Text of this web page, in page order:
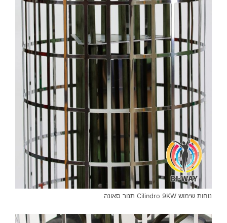
נוחות שימוש Cilindro 9KW תנור סאונה